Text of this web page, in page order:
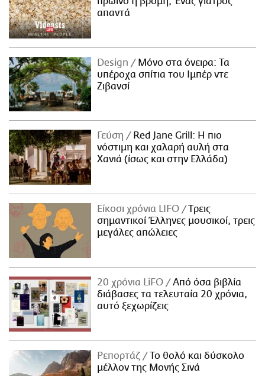
απαντά
Design
Μόνο στα όνειρα: Τα
υπέροχα σπίτια του Ιμπέρ ντε
Ζιβανσί
Γεύση
Red Jane Grill: Η πιο
νόστιμη και χαλαρή αυλή στα
Χανιά (ίσως και στην Ελλάδα)
Είκοσι χρόνια LIFO
Tρεις
σημαντικοί Έλληνες μουσικοί, τρεις
μεγάλες απώλειες
20 χρόνια LiFO
Από όσα βιβλία
διάβασες τα τελευταία 20 χρόνια,
αυτό ξεχωρίζεις
Ρεπορτάζ
Το θολό και δύσκολο
μέλλον της Μονής Σινά